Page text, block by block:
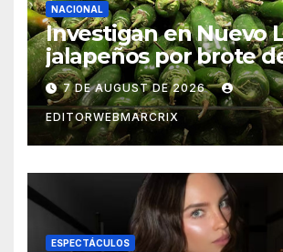
NACIONAL
Investigan en Nuevo
jalapeños por brote
salmonela en
7 DE AUGUST DE 2026
EDITORWEBMARCRIX
ESPECTÁCULOS